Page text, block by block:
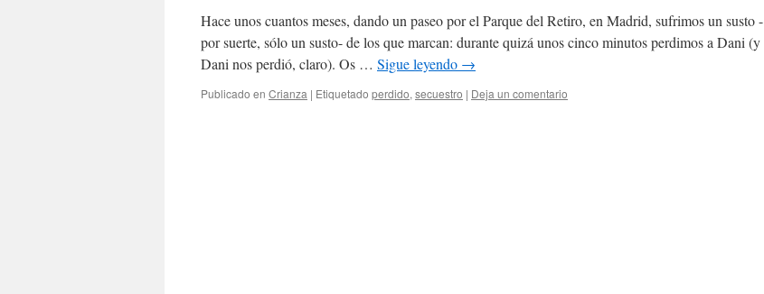
Hace unos cuantos meses, dando un paseo por el Parque del Retiro, en Madrid, sufrimos un susto -
por suerte, sólo un susto- de los que marcan: durante quizá unos cinco minutos perdimos a Dani (y
Dani nos perdió, claro). Os … Sigue leyendo →
Publicado en Crianza | Etiquetado perdido, secuestro | Deja un comentario